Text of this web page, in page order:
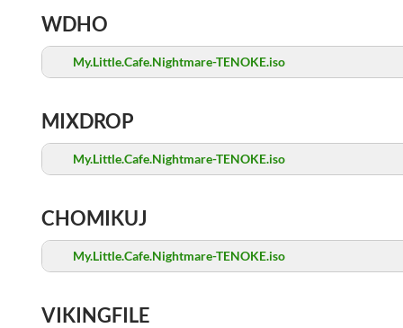
WDHO
My.Little.Cafe.Nightmare-TENOKE.iso
MIXDROP
My.Little.Cafe.Nightmare-TENOKE.iso
CHOMIKUJ
My.Little.Cafe.Nightmare-TENOKE.iso
VIKINGFILE